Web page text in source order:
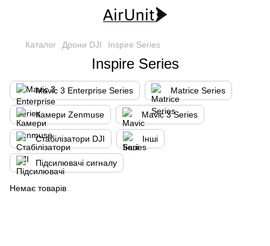
Каталог Дрони DJI Inspire Series
Inspire Series
Mavic 3 Enterprise Series Matrice Series
Камери Zenmuse Mavic 3 Series
Стабілізатори DJI Інші
Підсилювачі сигналу
Немає товарів